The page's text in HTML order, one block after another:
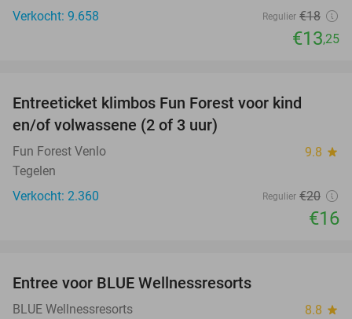
Verkocht: 9.658
Regulier €18
€13,25
Entreeticket klimbos Fun Forest voor kind
en/of volwassene (2 of 3 uur)
Fun Forest Venlo 9.8 star
Tegelen
Verkocht: 2.360
Regulier €20
€16
Entree voor BLUE Wellnessresorts
BLUE Wellnessresorts 8.8 star